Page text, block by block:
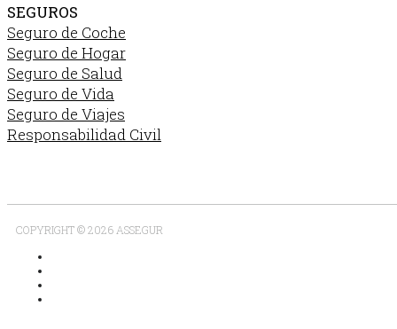
SEGUROS
Seguro de Coche
Seguro de Hogar
Seguro de Salud
Seguro de Vida
Seguro de Viajes
Responsabilidad Civil
COPYRIGHT © 2026 ASSEGUR